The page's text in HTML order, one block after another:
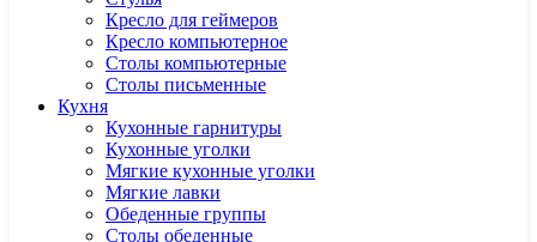
Кресло для геймеров
Кресло компьютерное
Столы компьютерные
Столы письменные
Кухня
Кухонные гарнитуры
Кухонные уголки
Мягкие кухонные уголки
Мягкие лавки
Обеденные группы
Столы обеденные